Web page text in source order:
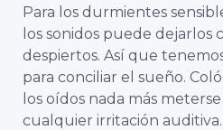
Para los durmientes
los sonidos puede
despiertos. Así que
para conciliar el sueño.
los oídos nada más
cualquier irritación auditiva.